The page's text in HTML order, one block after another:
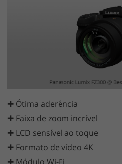
✚ Ótima aderência
✚ Faixa de zoom incrível
✚ LCD sensível ao toque
✚ Formato de vídeo 4K
✚ Módulo Wi-Fi